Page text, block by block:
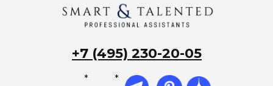
+7 (495) 230-20-05
* *